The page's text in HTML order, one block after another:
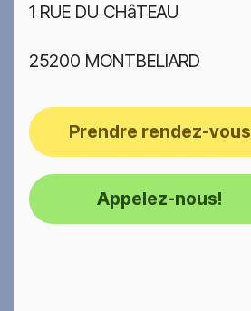
1 RUE DU CHâTEAU
25200 MONTBELIARD
Prendre rendez-vous
Appelez-nous!